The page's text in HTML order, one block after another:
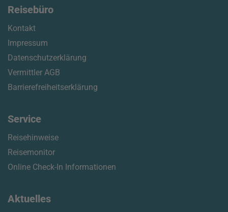
Reisebüro
Kontakt
Impressum
Datenschutzerklärung
Vermittler AGB
Barrierefreiheitserklärung
Service
Reisehinweise
Reisemonitor
Online Check-In Informationen
Aktuelles